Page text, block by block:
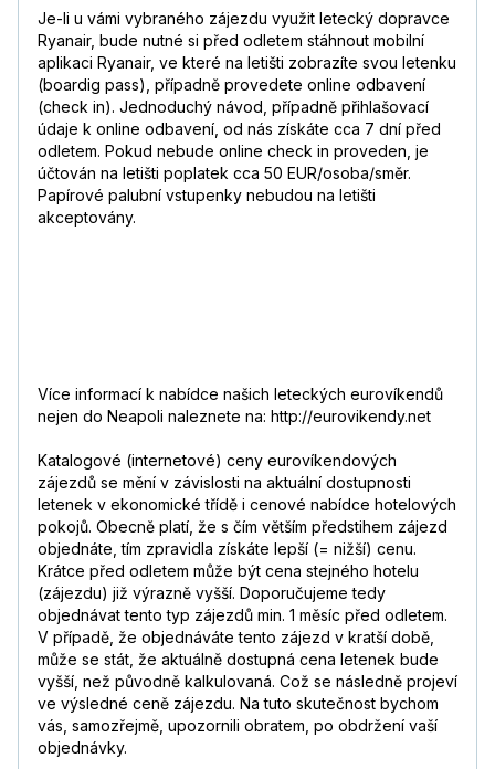
Je-li u vámi vybraného zájezdu využit letecký dopravce
Ryanair, bude nutné si před odletem stáhnout mobilní
aplikaci Ryanair, ve které na letišti zobrazíte svou letenku
(boardig pass), případně provedete online odbavení
(check in). Jednoduchý návod, případně přihlašovací
údaje k online odbavení, od nás získáte cca 7 dní před
odletem. Pokud nebude online check in proveden, je
účtován na letišti poplatek cca 50 EUR/osoba/směr.
Papírové palubní vstupenky nebudou na letišti
akceptovány.
Více informací k nabídce našich leteckých eurovíkendů
nejen do Neapoli naleznete na: http://eurovikendy.net
Katalogové (internetové) ceny eurovíkendových
zájezdů se mění v závislosti na aktuální dostupnosti
letenek v ekonomické třídě i cenové nabídce hotelových
pokojů. Obecně platí, že s čím větším předstihem zájezd
objednáte, tím zpravidla získáte lepší (= nižší) cenu.
Krátce před odletem může být cena stejného hotelu
(zájezdu) již výrazně vyšší. Doporučujeme tedy
objednávat tento typ zájezdů min. 1 měsíc před odletem.
V případě, že objednáváte tento zájezd v kratší době,
může se stát, že aktuálně dostupná cena letenek bude
vyšší, než původně kalkulovaná. Což se následně projeví
ve výsledné ceně zájezdu. Na tuto skutečnost bychom
vás, samozřejmě, upozornili obratem, po obdržení vaší
objednávky.